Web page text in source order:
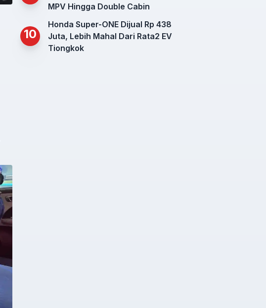
MPV Hingga Double Cabin
10
Honda Super-ONE Dijual Rp 438
Juta, Lebih Mahal Dari Rata2 EV
Tiongkok